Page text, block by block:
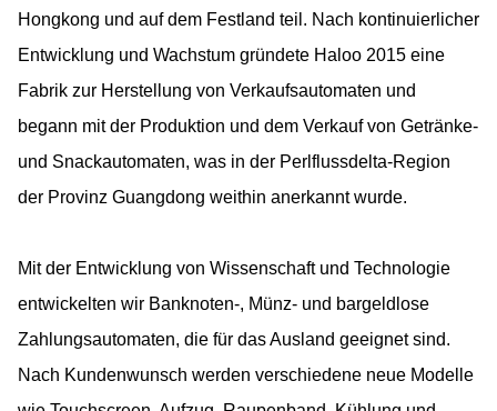
Hongkong und auf dem Festland teil. Nach kontinuierlicher
Entwicklung und Wachstum gründete Haloo 2015 eine
Fabrik zur Herstellung von Verkaufsautomaten und
begann mit der Produktion und dem Verkauf von Getränke-
und Snackautomaten, was in der Perlflussdelta-Region
der Provinz Guangdong weithin anerkannt wurde.
Mit der Entwicklung von Wissenschaft und Technologie
entwickelten wir Banknoten-, Münz- und bargeldlose
Zahlungsautomaten, die für das Ausland geeignet sind.
Nach Kundenwunsch werden verschiedene neue Modelle